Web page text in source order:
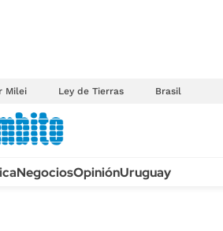
Milei Ley de Tierras Brasil
NegociosOpiniónUruguay